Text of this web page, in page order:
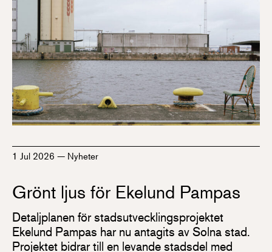
1 Jul 2026 — Nyheter
Grönt ljus för Ekelund Pampas
Detaljplanen för stadsutvecklingsprojektet
Ekelund Pampas har nu antagits av Solna stad.
Projektet bidrar till en levande stadsdel med